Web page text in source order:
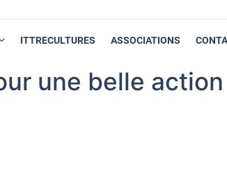
ITTRECULTURES ASSOCIATIONS
une belle action